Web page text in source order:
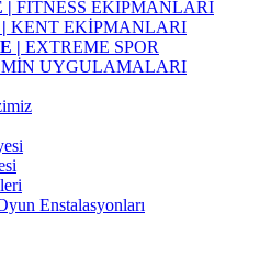
| FITNESS EKİPMANLARI
KENT EKİPMANLARI
| EXTREME SPOR
UYGULAMALARI
Enstalasyonları